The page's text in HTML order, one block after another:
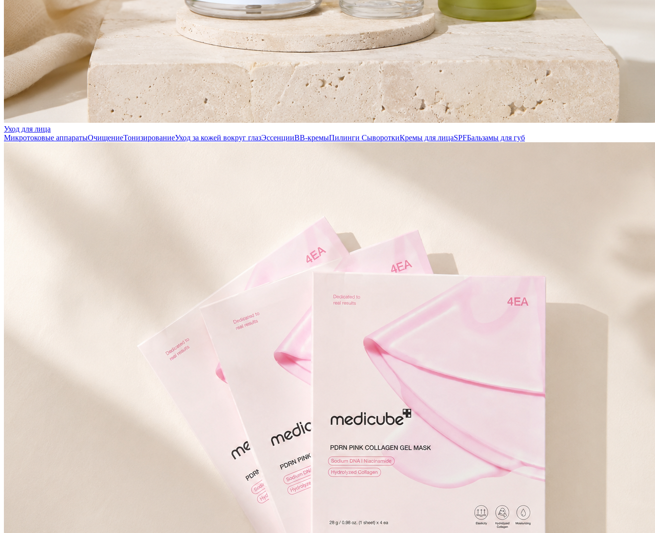
Уход для лица
Микротоковые аппаратыОчищениеТонизированиеУход за кожей вокруг глазЭссенцииВВ-кремыПилинги СывороткиКремы для лицаSPFБальзамы для губ